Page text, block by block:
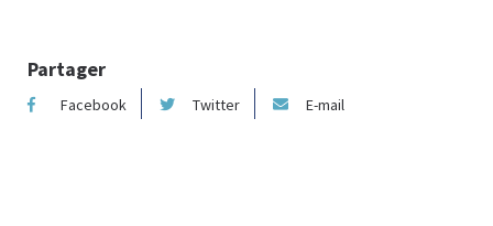
Partager
Facebook Twitter E-mail